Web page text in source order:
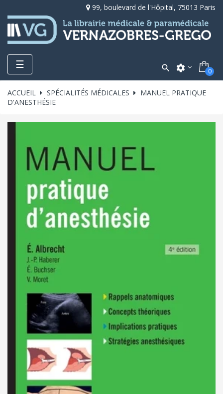
99, boulevard de l'Hôpital, 75013 Paris
Toggle
navigation
☰  settings 0
ACCUEIL SPÉCIALITÉS MÉDICALES
MANUEL PRATIQUE
D'ANESTHÉSIE